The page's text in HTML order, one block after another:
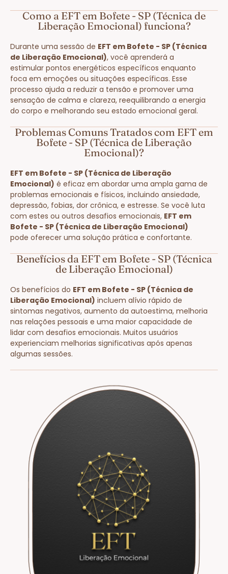
Como a EFT em Bofete - SP (Técnica de
Liberação Emocional) funciona?
Durante uma sessão de EFT em Bofete - SP (Técnica
de Liberação Emocional), você aprenderá a
estimular pontos energéticos específicos enquanto
foca em emoções ou situações específicas. Esse
processo ajuda a reduzir a tensão e promover uma
sensação de calma e clareza, reequilibrando a energia
do corpo e melhorando seu estado emocional geral.
Problemas Comuns Tratados com EFT em
Bofete - SP (Técnica de Liberação
Emocional)?
EFT em Bofete - SP (Técnica de Liberação
Emocional) é eficaz em abordar uma ampla gama de
problemas emocionais e físicos, incluindo ansiedade,
depressão, fobias, dor crônica, e estresse. Se você luta
com estes ou outros desafios emocionais, EFT em
Bofete - SP (Técnica de Liberação Emocional)
pode oferecer uma solução prática e confortante.
Benefícios da EFT em Bofete - SP (Técnica
de Liberação Emocional)
Os benefícios do EFT em Bofete - SP (Técnica de
Liberação Emocional) incluem alívio rápido de
sintomas negativos, aumento da autoestima, melhoria
nas relações pessoais e uma maior capacidade de
lidar com desafios emocionais. Muitos usuários
experienciam melhorias significativas após apenas
algumas sessões.